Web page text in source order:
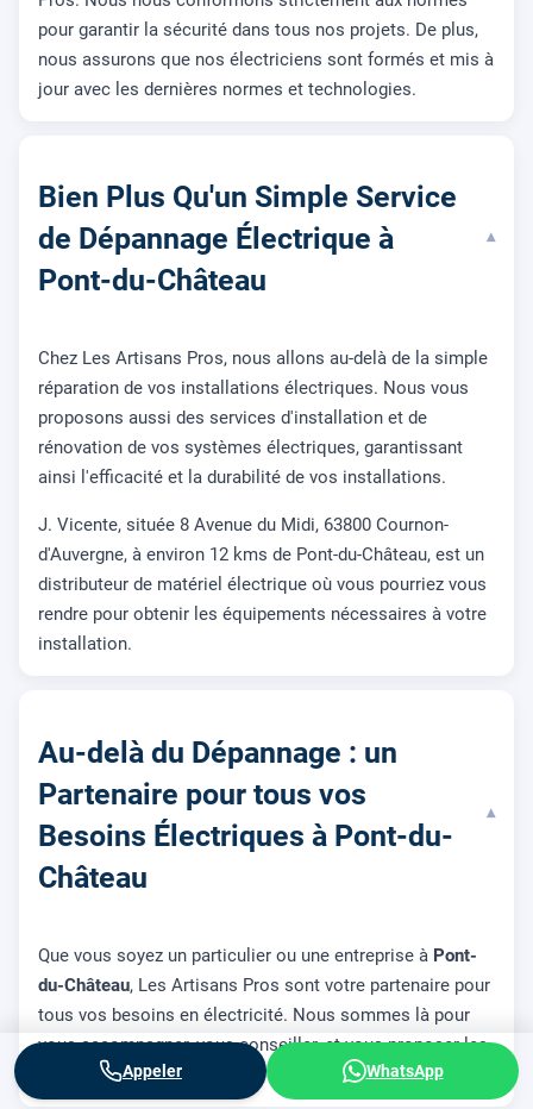
pour garantir la sécurité dans tous nos projets. De plus,
nous assurons que nos électriciens sont formés et mis à
jour avec les dernières normes et technologies.
Bien Plus Qu'un Simple Service
de Dépannage Électrique à
Pont-du-Château
▾
Chez Les Artisans Pros, nous allons au-delà de la simple
réparation de vos installations électriques. Nous vous
proposons aussi des services d'installation et de
rénovation de vos systèmes électriques, garantissant
ainsi l'efficacité et la durabilité de vos installations.
J. Vicente, située 8 Avenue du Midi, 63800 Cournon-
d'Auvergne, à environ 12 kms de Pont-du-Château, est un
distributeur de matériel électrique où vous pourriez vous
rendre pour obtenir les équipements nécessaires à votre
installation.
Au-delà du Dépannage : un
Partenaire pour tous vos
Besoins Électriques à Pont-du-
Château
▾
Que vous soyez un particulier ou une entreprise à Pont-
du-Château, Les Artisans Pros sont votre partenaire pour
tous vos besoins en électricité. Nous sommes là pour
vous accompagner, vous conseiller, et vous proposer les
solutions les plus adaptées.
Appeler WhatsApp